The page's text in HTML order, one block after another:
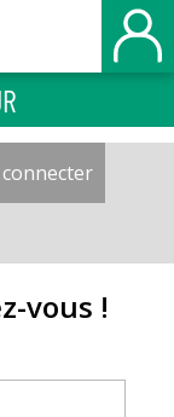
connecter(onglet
vous !